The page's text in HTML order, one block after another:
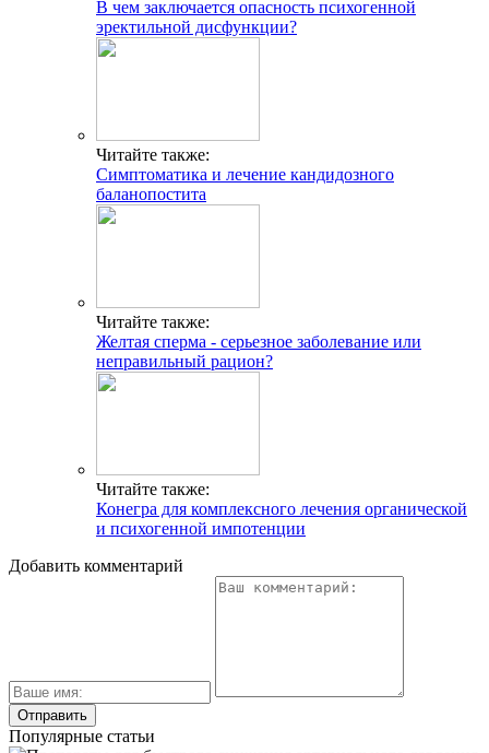
В чем заключается опасность психогенной
эректильной дисфункции?
Читайте также:
Симптоматика и лечение кандидозного
баланопостита
Читайте также:
Желтая сперма - серьезное заболевание или
неправильный рацион?
Читайте также:
Конегра для комплексного лечения органической
и психогенной импотенции
Добавить комментарий
Популярные статьи